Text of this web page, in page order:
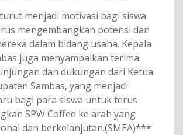
menjadi motivasi bagi siswa
mengembangkan potensi dan
dalam bidang usaha. Kepala
juga menyampaikan terima
dan dukungan dari Ketua
Sambas, yang menjadi
bagi para siswa untuk terus
SPW Coffee ke arah yang
dan berkelanjutan.(SMEA)***